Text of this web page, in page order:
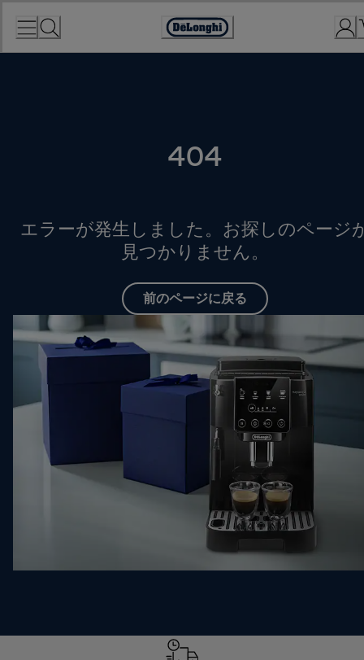
Accessibility
Statement
404
エラーが発生しました。お探しのページ
見つかりません。
前のページに戻る